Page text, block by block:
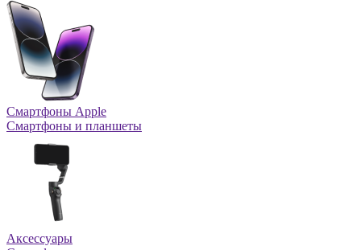
Смартфоны Apple
Смартфоны и планшеты
Аксессуары